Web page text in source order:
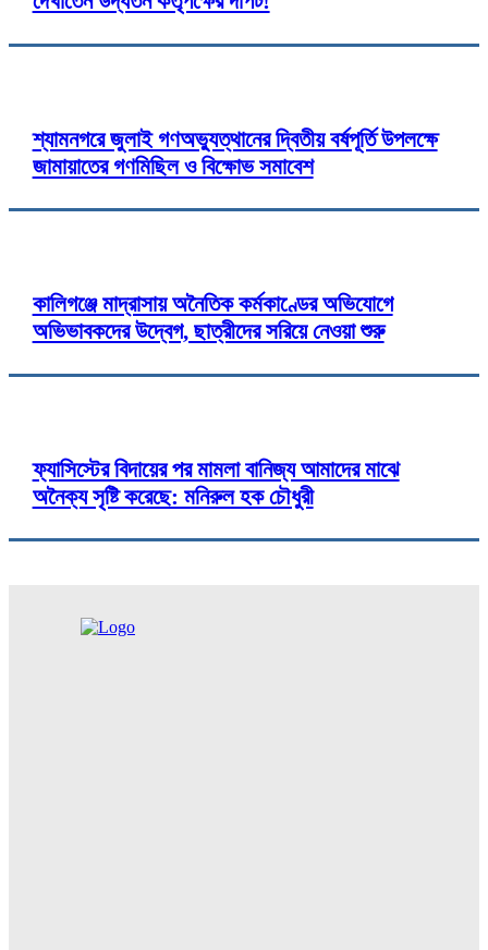
শ্যামনগরে জুলাই গণঅভ্যুত্থানের দ্বিতীয় বর্ষপূর্তি উপলক্ষে
জামায়াতের গণমিছিল ও বিক্ষোভ সমাবেশ
কালিগঞ্জে মাদ্রাসায় অনৈতিক কর্মকাণ্ডের অভিযোগে
অভিভাবকদের উদ্বেগ, ছাত্রীদের সরিয়ে নেওয়া শুরু
ফ্যাসিস্টের বিদায়ের পর মামলা বানিজ্য আমাদের মাঝে
অনৈক্য সৃষ্টি করেছে: মনিরুল হক চৌধুরী